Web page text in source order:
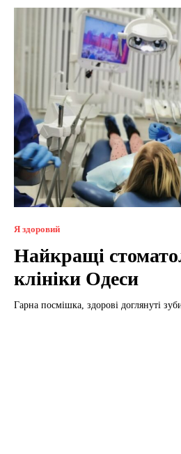
Я здоровий
Найкращі
клініки Одеси
Гарна посмішка, здорові доглянуті